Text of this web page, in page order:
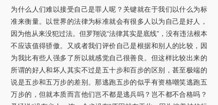
为什么人们难以接受自己是罪人呢？关键就在于我们以什么为标
准来衡量。以世界的法律为标准就会有很多人以为自己是好人，
因为他从来没犯过法。但罗翔说“法律其实是底线”，没有违法根本
不应该值得骄傲。又或者我们评价自己是根据和别人的比较，因
为我比有些人强多了所以就感觉自己很善良。但这样比较出来的
所谓的好人和坏人其实不过是五十步和百步的区别，甚至极端的
说是五步和五万步的差别。那逃跑五步的似乎有资格嘲笑逃跑五
万步的，但就本质而言他们岂不都是逃兵吗？岂不都不合格吗？